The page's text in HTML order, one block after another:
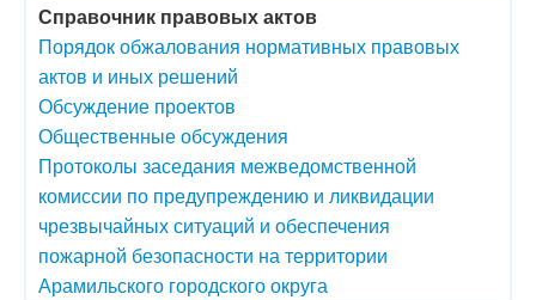
Справочник правовых актов
Порядок обжалования нормативных правовых
актов и иных решений
Обсуждение проектов
Общественные обсуждения
Протоколы заседания межведомственной
комиссии по предупреждению и ликвидации
чрезвычайных ситуаций и обеспечения
пожарной безопасности на территории
Арамильского городского округа